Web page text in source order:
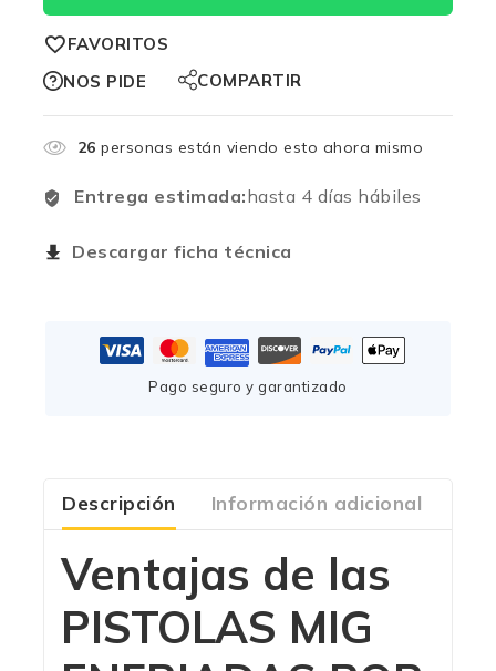
FAVORITOS
NOS PIDE
COMPARTIR
26 personas están viendo esto ahora mismo
Entrega estimada:hasta 4 días hábiles
Descargar ficha técnica
Pago seguro y garantizado
Descripción Información adicional
Ventajas de las
PISTOLAS MIG